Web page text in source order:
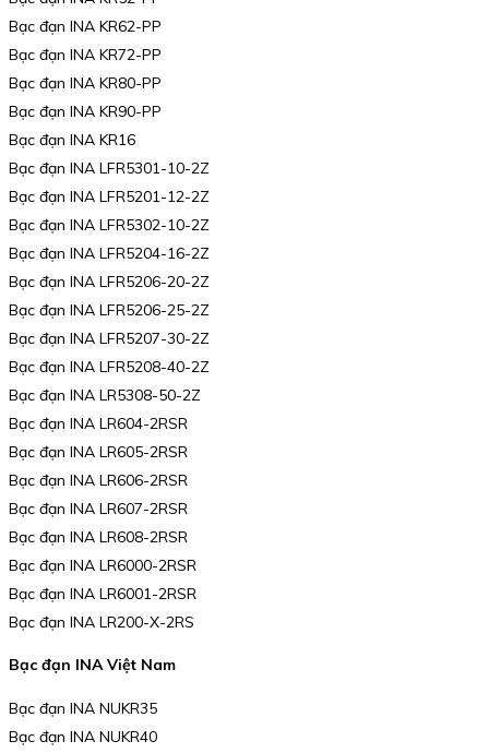
Bạc đạn INA KR62-PP
Bạc đạn INA KR72-PP
Bạc đạn INA KR80-PP
Bạc đạn INA KR90-PP
Bạc đạn INA KR16
Bạc đạn INA LFR5301-10-2Z
Bạc đạn INA LFR5201-12-2Z
Bạc đạn INA LFR5302-10-2Z
Bạc đạn INA LFR5204-16-2Z
Bạc đạn INA LFR5206-20-2Z
Bạc đạn INA LFR5206-25-2Z
Bạc đạn INA LFR5207-30-2Z
Bạc đạn INA LFR5208-40-2Z
Bạc đạn INA LR5308-50-2Z
Bạc đạn INA LR604-2RSR
Bạc đạn INA LR605-2RSR
Bạc đạn INA LR606-2RSR
Bạc đạn INA LR607-2RSR
Bạc đạn INA LR608-2RSR
Bạc đạn INA LR6000-2RSR
Bạc đạn INA LR6001-2RSR
Bạc đạn INA LR200-X-2RS
Bạc đạn INA Việt Nam
Bạc đạn INA NUKR35
Bạc đạn INA NUKR40